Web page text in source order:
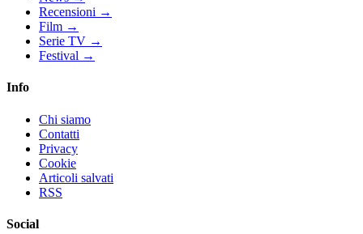
Recensioni →
Film →
Serie TV →
Festival →
Info
Chi siamo
Contatti
Privacy
Cookie
Articoli salvati
RSS
Social